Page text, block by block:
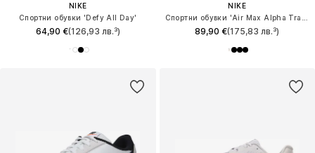
NIKE
Спортни обувки 'Defy All Day'
64,90 €(126,93 лв.³)
NIKE
89,90 €(175,83 лв.³)